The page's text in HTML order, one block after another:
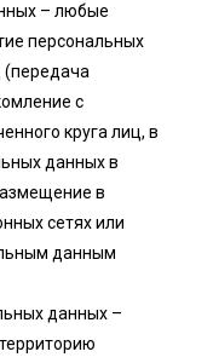
– любые
персональных
(передача
с
круга лиц, в
данных в
в
сетях или
данным
данных –